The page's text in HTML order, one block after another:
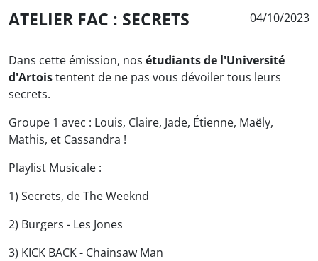
ATELIER FAC : SECRETS 04/10/2023
Dans cette émission, nos étudiants de l'Université
d'Artoistentent de ne pas vous dévoiler tous leurs
secrets.
Groupe 1 avec : Louis, Claire, Jade, Étienne, Maëly,
Mathis, et Cassandra !
Playlist Musicale :
1) Secrets, de The Weeknd
2) Burgers - Les Jones
3) KICK BACK - Chainsaw Man